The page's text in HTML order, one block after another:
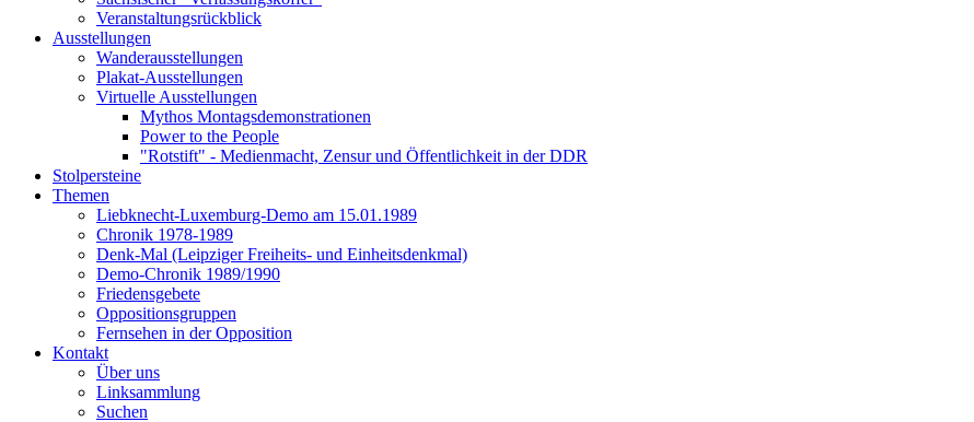
Veranstaltungsrückblick
Ausstellungen
Wanderausstellungen
Plakat-Ausstellungen
Virtuelle Ausstellungen
Mythos Montagsdemonstrationen
Power to the People
"Rotstift" - Medienmacht, Zensur und Öffentlichkeit in der DDR
Stolpersteine
Themen
Liebknecht-Luxemburg-Demo am 15.01.1989
Chronik 1978-1989
Denk-Mal (Leipziger Freiheits- und Einheitsdenkmal)
Demo-Chronik 1989/1990
Friedensgebete
Oppositionsgruppen
Fernsehen in der Opposition
Kontakt
Über uns
Linksammlung
Suchen